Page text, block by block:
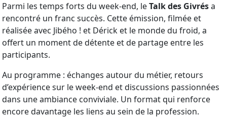
Parmi les temps forts du week-end, leTalk des Givrésa
rencontré un franc succès. Cette émission, filmée et
réalisée avec Jibého ! et Dérick et le monde du froid, a
offert un moment de détente et de partage entre les
participants.
Au programme : échanges autour du métier, retours
d’expérience sur le week-end et discussions passionnées
dans une ambiance conviviale. Un format qui renforce
encore davantage les liens au sein de la profession.